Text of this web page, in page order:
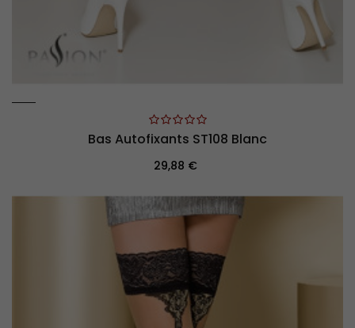
Bas Autofixants ST108 Blanc
Prix
29,88 €